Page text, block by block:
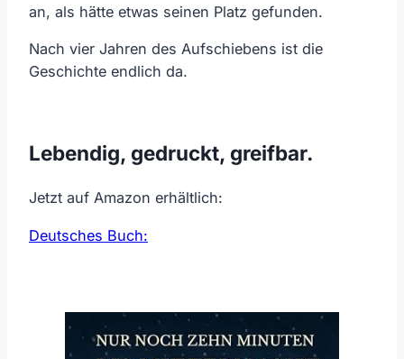
an, als hätte etwas seinen Platz gefunden.
Nach vier Jahren des Aufschiebens ist die
Geschichte endlich da.
Lebendig, gedruckt, greifbar.
Jetzt auf Amazon erhältlich:
Deutsches Buch: